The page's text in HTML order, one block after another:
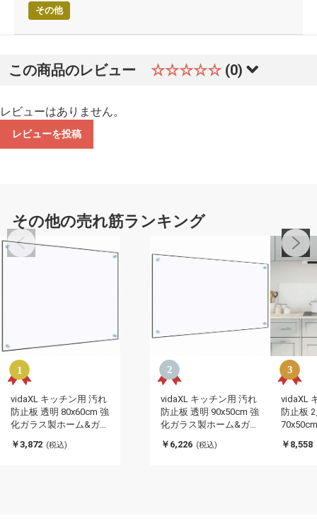
その他
この商品のレビュー ☆☆☆☆☆ (0)
レビューはありません。
レビューを投稿
その他の売れ筋ランキング
vidaXL キッチン用 汚れ
防止板 透明 80x60cm 強
化ガラス製ホーム&ガー
ング キッチンツール&
￥3,872 (税込)
vidaXL キッチン用 汚れ
防止板 透明 90x50cm 強
化ガラス製ホーム&ガー
ング キッチンツール&
￥6,226 (税込)
vidaXL
防止板
チン&
￥8,558